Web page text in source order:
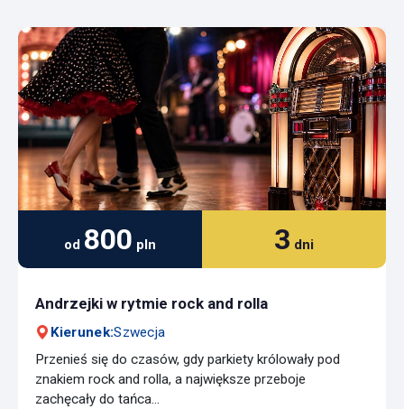
od 800 pln 3 dni
Andrzejki w rytmie rock and rolla
Kierunek:Szwecja
Przenieś się do czasów, gdy parkiety królowały pod
znakiem rock and rolla, a największe przeboje
zachęcały do tańca...